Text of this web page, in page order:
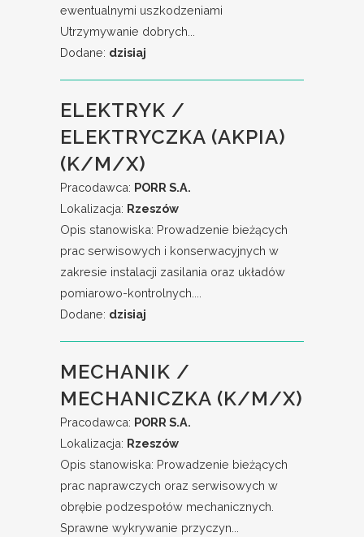
ewentualnymi uszkodzeniami
Utrzymywanie dobrych...
Dodane: dzisiaj
ELEKTRYK /
ELEKTRYCZKA (AKPIA)
(K/M/X)
Pracodawca: PORR S.A.
Lokalizacja: Rzeszów
Opis stanowiska: Prowadzenie bieżących
prac serwisowych i konserwacyjnych w
zakresie instalacji zasilania oraz układów
pomiarowo-kontrolnych....
Dodane: dzisiaj
MECHANIK /
MECHANICZKA (K/M/X)
Pracodawca: PORR S.A.
Lokalizacja: Rzeszów
Opis stanowiska: Prowadzenie bieżących
prac naprawczych oraz serwisowych w
obrębie podzespołów mechanicznych.
Sprawne wykrywanie przyczyn...